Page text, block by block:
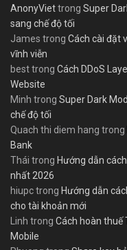
AnonyViettrong Super
sang chế độ tối
James trong Cách cài đặt
vĩnh viễn
besttrong Cách DDoS
Website
Minh trong Super Dark
chế độ tối
Quach thi diem hang trong
Bank
Thái trong Hướng dẫn
nhất 2026
hiupctrong Hướng dẫn
cho tài khoản mới
Linh trong Cách hoàn thuế
Mobile